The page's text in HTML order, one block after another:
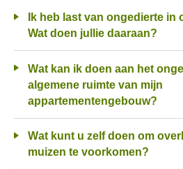
Wat doen jullie daaraan?
Wat kan ik doen aan het ongedierte in de
algemene ruimte van mijn
appartementengebouw?
Wat kunt u zelf doen om overlast van ratten en
muizen te voorkomen?